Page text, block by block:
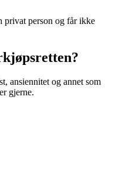
privat person og får ikke
ansiennitet og annet som
gjerne.